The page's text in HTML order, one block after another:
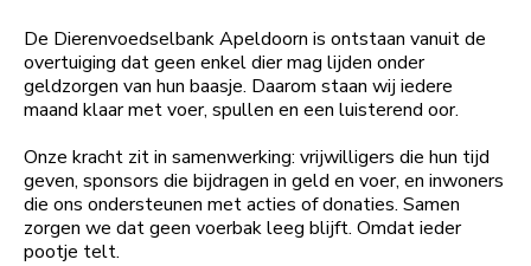
De Dierenvoedselbank Apeldoorn is ontstaan vanuit de
overtuiging dat geen enkel dier mag lijden onder
geldzorgen van hun baasje. Daarom staan wij iedere
maand klaar met voer, spullen en een luisterend oor.
Onze kracht zit in samenwerking: vrijwilligers die hun tijd
geven, sponsors die bijdragen in geld en voer, en inwoners
die ons ondersteunen met acties of donaties. Samen
zorgen we dat geen voerbak leeg blijft. Omdat ieder
pootje telt.